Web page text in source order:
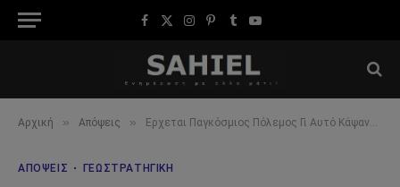
Facebook
X
Instagram
Pinterest
TumblrYouTube
Αρχική » Απόψεις » Ερχεται Παγκόσμιος Πόλεμος Γι Αυτό Κάψανε Την Εύβοια; Τί Πολύτιμο Υπάρχει Στην Εύβοια, Που Το Θέλουν Οι Μεγάλες Δυνάμεις;
ΑΠΌΨΕΙΣ ΓΕΩΣΤΡΑΤΗΓΙΚΉ